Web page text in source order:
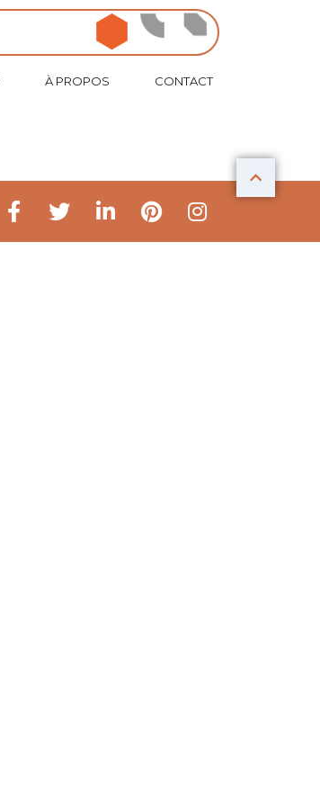
ideasign ideanow
À PROPOS CONTACT